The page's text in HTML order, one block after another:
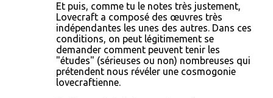
Et puis, comme tu le notes très justement,
Lovecraft a composé des œuvres très
indépendantes les unes des autres. Dans ces
conditions, on peut légitimement se
demander comment peuvent tenir les
"études" (sérieuses ou non) nombreuses qui
prétendent nous révéler une cosmogonie
lovecraftienne.